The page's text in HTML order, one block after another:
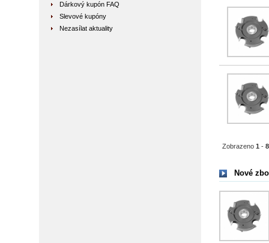
Dárkový kupón FAQ
Slevové kupóny
Nezasílat aktuality
Zobrazeno1 -8
Nové